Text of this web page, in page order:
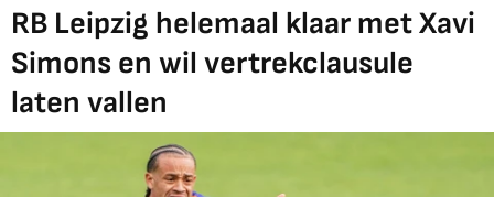
RB Leipzig helemaal klaar met Xavi
Simons en wil vertrekclausule
laten vallen